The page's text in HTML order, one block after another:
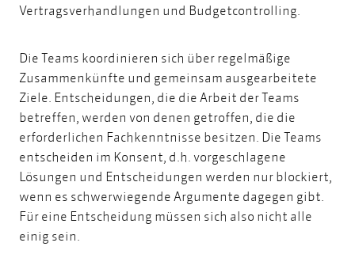
Vertragsverhandlungen und Budgetcontrolling.
Die Teams koordinieren sich über regelmäßige
Zusammenkünfte und gemeinsam ausgearbeitete
Ziele. Entscheidungen, die die Arbeit der Teams
betreffen, werden von denen getroffen, die die
erforderlichen Fachkenntnisse besitzen. Die Teams
entscheiden im Konsent, d.h. vorgeschlagene
Lösungen und Entscheidungen werden nur blockiert,
wenn es schwerwiegende Argumente dagegen gibt.
Für eine Entscheidung müssen sich also nicht alle
einig sein.